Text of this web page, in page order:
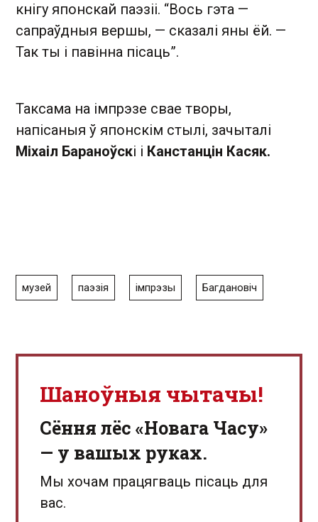
кнігу японскай паэзіі. “Вось гэта —
сапраўдныя вершы, — сказалі яны ёй. —
Так ты і павінна пісаць”.
Таксама на імпрэзе свае творы,
напісаныя ў японскім стылі, зачыталі
Міхаіл Бараноўскі і Канстанцін Касяк.
музей паэзія імпрэзы Багдановіч
Шаноўныя чытачы!
Сёння лёс «Новага Часу»
— у вашых руках.
Мы хочам працягваць пісаць для
вас.